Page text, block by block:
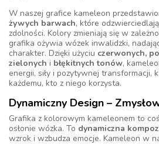
W naszej grafice kameleon
żywych barwach, które
zdolności. Kolory zmieniają się w
grafika ożywia wózek inwalidzki,
charakter. Dzięki użyciu czerwonych,
zielonych i błękitnych tonów,
energii, siły i pozytywnej transformacji,
każdemu, kto z niego korzysta.
Dynamiczny Design –
Grafika z kolorowym kameleonem to
osłonie wózka. To dynamiczna
wzrok i wzbudza emocje. Kameleon w